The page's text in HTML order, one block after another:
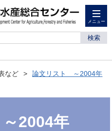
メニュー
検索
など
論文リスト ～2004年
2004年